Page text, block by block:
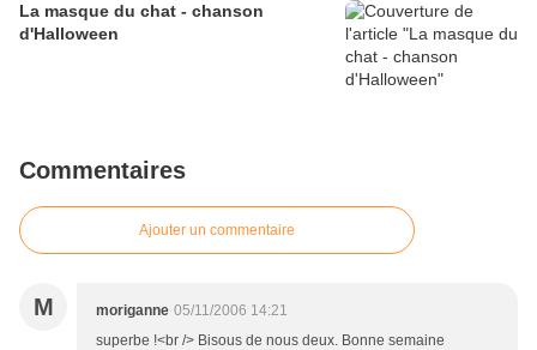
La masque du chat - chanson
d'Halloween
Commentaires
Ajouter un commentaire
M moriganne 05/11/2006 14:21
superbe !<br /> Bisous de nous deux. Bonne semaine